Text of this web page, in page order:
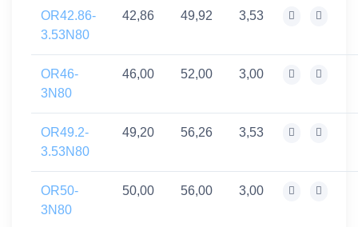
OR42.86-
3.53N80
42,86 49,92 3,53
OR46-
3N80
46,00 52,00 3,00
OR49.2-
3.53N80
49,20 56,26 3,53
OR50-
3N80
50,00 56,00 3,00